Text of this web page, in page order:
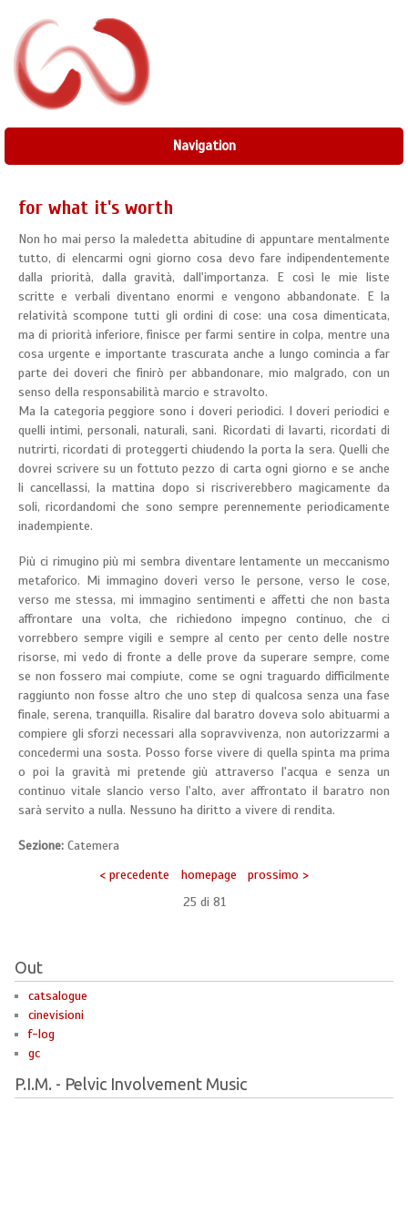
Navigation
for what it's worth
Non ho mai perso la maledetta abitudine di appuntare mentalmente
tutto, di elencarmi ogni giorno cosa devo fare indipendentemente
dalla priorità, dalla gravità, dall'importanza. E così le mie liste
scritte e verbali diventano enormi e vengono abbandonate. E la
relatività scompone tutti gli ordini di cose: una cosa dimenticata,
ma di priorità inferiore, finisce per farmi sentire in colpa, mentre una
cosa urgente e importante trascurata anche a lungo comincia a far
parte dei doveri che finirò per abbandonare, mio malgrado, con un
senso della responsabilità marcio e stravolto.
Ma la categoria peggiore sono i doveri periodici. I doveri periodici e
quelli intimi, personali, naturali, sani. Ricordati di lavarti, ricordati di
nutrirti, ricordati di proteggerti chiudendo la porta la sera. Quelli che
dovrei scrivere su un fottuto pezzo di carta ogni giorno e se anche
li cancellassi, la mattina dopo si riscriverebbero magicamente da
soli, ricordandomi che sono sempre perennemente periodicamente
inadempiente.
Più ci rimugino più mi sembra diventare lentamente un meccanismo
metaforico. Mi immagino doveri verso le persone, verso le cose,
verso me stessa, mi immagino sentimenti e affetti che non basta
affrontare una volta, che richiedono impegno continuo, che ci
vorrebbero sempre vigili e sempre al cento per cento delle nostre
risorse, mi vedo di fronte a delle prove da superare sempre, come
se non fossero mai compiute, come se ogni traguardo difficilmente
raggiunto non fosse altro che uno step di qualcosa senza una fase
finale, serena, tranquilla. Risalire dal baratro doveva solo abituarmi a
compiere gli sforzi necessari alla sopravvivenza, non autorizzarmi a
concedermi una sosta. Posso forse vivere di quella spinta ma prima
o poi la gravità mi pretende giù attraverso l'acqua e senza un
continuo vitale slancio verso l'alto, aver affrontato il baratro non
sarà servito a nulla. Nessuno ha diritto a vivere di rendita.
Sezione: Catemera
< precedente
homepage
prossimo >
25 di 81
Out
catsalogue
cinevisioni
f-log
gc
P.I.M. - Pelvic Involvement Music